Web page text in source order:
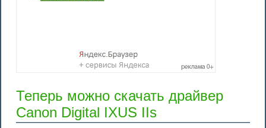
Теперь можно скачать драйвер
Canon Digital IXUS IIs